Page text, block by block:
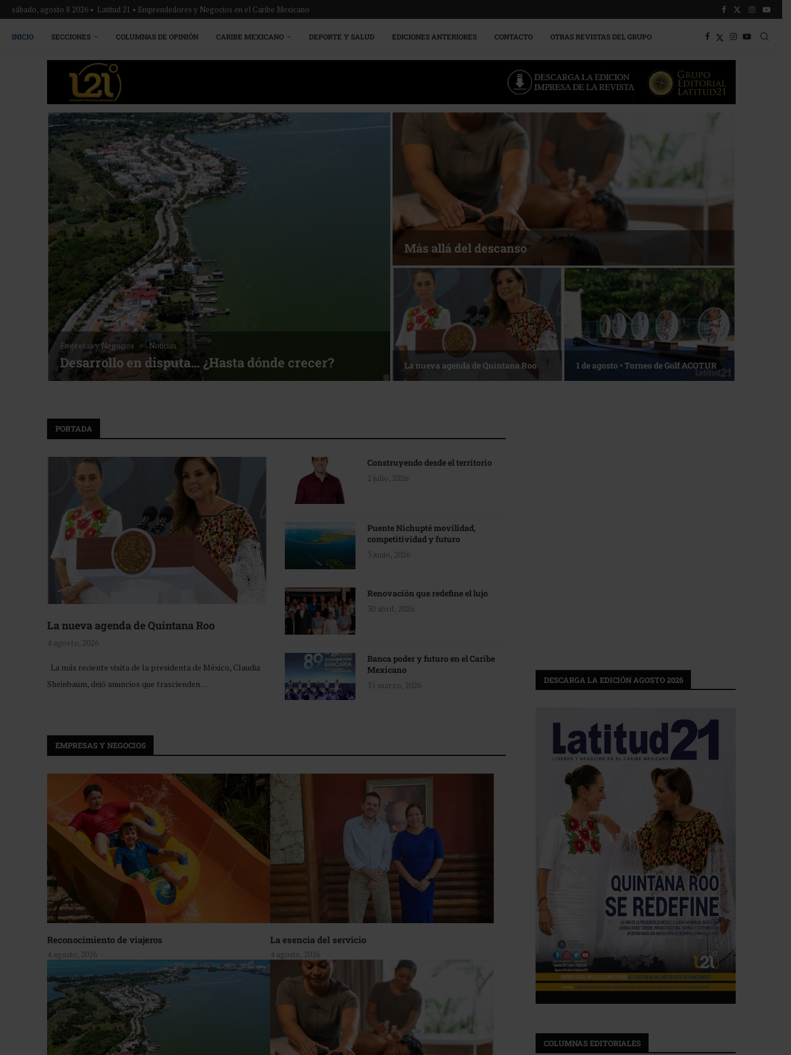
sábado, agosto 8 2026 • Latitud 21 • Emprendedores y Negocios en el Caribe Mexicano
INICIO SECCIONES COLUMNAS DE OPINIÓN CARIBE MEXICANO DEPORTE Y SALUD EDICIONES ANTERIORES CONTACTO OTRAS REVISTAS DEL GRUPO
Empresas y Negocios Noticias
Desarrollo en disputa… ¿Hasta dónde crecer?
Más allá del descanso
La nueva agenda de Quintana Roo 1 de agosto • Torneo de Golf ACOTUR
PORTADA
La nueva agenda de Quintana Roo
4 agosto, 2026
La más reciente visita de la presidenta de México, Claudia
Sheinbaum, dejó anuncios que trascienden …
Construyendo desde el territorio
2 julio, 2026
Puente Nichupté movilidad,
competitividad y futuro
3 junio, 2026
Renovación que redefine el lujo
30 abril, 2026
Banca poder y futuro en el Caribe
Mexicano
31 marzo, 2026
EMPRESAS Y NEGOCIOS
Reconocimiento de viajeros
4 agosto, 2026
La esencia del servicio
4 agosto, 2026
DESCARGA LA EDICIÓN AGOSTO 2026
COLUMNAS EDITORIALES